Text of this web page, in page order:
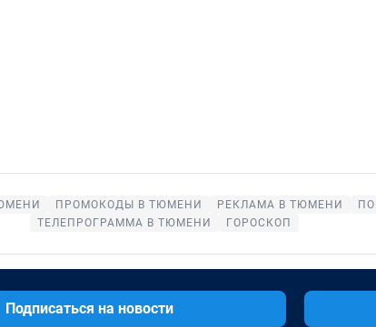
ПРОМОКОДЫ В ТЮМЕНИ РЕКЛАМА В ТЮМЕНИ
ТЕЛЕПРОГРАММА В ТЮМЕНИ
ГОРОСКОП
Подписаться на новости